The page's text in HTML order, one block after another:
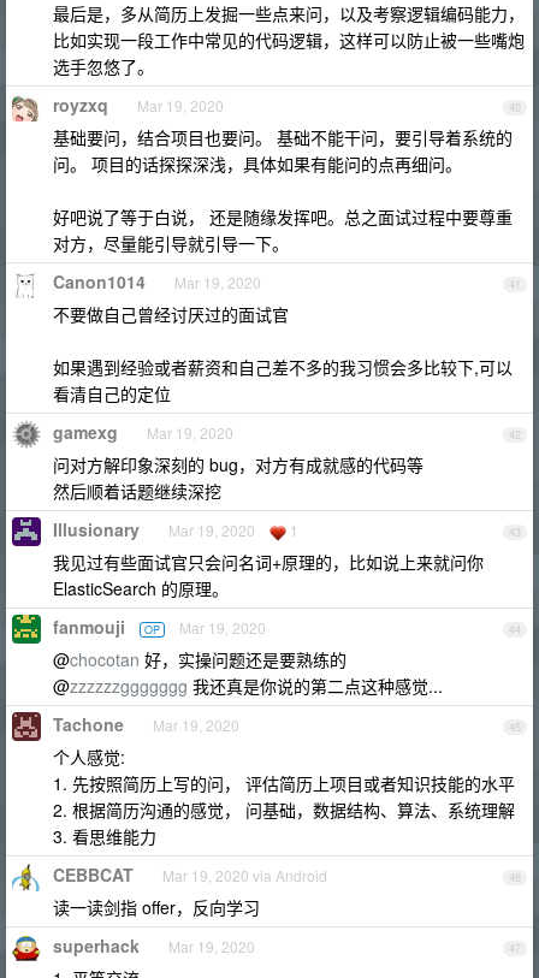
最后是，多从简历上发掘一些点来问，以及考察逻辑编码能力，
比如实现一段工作中常见的代码逻辑，这样可以防止被一些嘴炮
选手忽悠了。
40
royzxq Mar 19, 2020
基础要问，结合项目也要问。 基础不能干问，要引导着系统的
问。 项目的话探探深浅，具体如果有能问的点再细问。
好吧说了等于白说， 还是随缘发挥吧。总之面试过程中要尊重
对方，尽量能引导就引导一下。
41
Canon1014 Mar 19, 2020
不要做自己曾经讨厌过的面试官
如果遇到经验或者薪资和自己差不多的我习惯会多比较下,可以
看清自己的定位
42
gamexg Mar 19, 2020
问对方解印象深刻的 bug，对方有成就感的代码等
然后顺着话题继续深挖
43
Illusionary Mar 19, 2020 1
我见过有些面试官只会问名词+原理的，比如说上来就问你
ElasticSearch 的原理。
44
fanmouji OP Mar 19, 2020
@chocotan 好，实操问题还是要熟练的
@zzzzzzggggggg 我还真是你说的第二点这种感觉...
45
Tachone Mar 19, 2020
个人感觉:
1. 先按照简历上写的问， 评估简历上项目或者知识技能的水平
2. 根据简历沟通的感觉， 问基础，数据结构、算法、系统理解
3. 看思维能力
46
CEBBCAT Mar 19, 2020 via Android
读一读剑指 offer，反向学习
47
superhack Mar 19, 2020